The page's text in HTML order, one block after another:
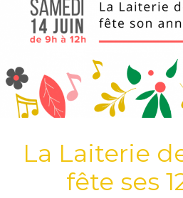
La Laiterie
fête ses